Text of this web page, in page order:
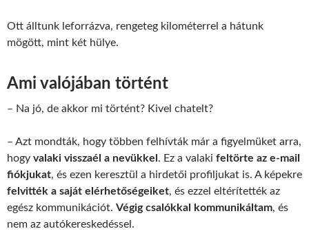
Ott álltunk leforrázva, rengeteg kilométerrel a hátunk
mögött, mint két hülye.
Ami valójában történt
– Na jó, de akkor mi történt? Kivel chatelt?
– Azt mondták, hogy többen felhívták már a figyelmüket arra,
hogy valaki visszaél a nevükkel . Ez a valaki feltörte az e-mail
fiókjukat, és ezen keresztül a hirdetői profiljukat is. A képekre
felvitték a saját elérhetőségeiket, és ezzel eltérítették az
egész kommunikációt. Végig csalókkal kommunikáltam, és
nem az autókereskedéssel.